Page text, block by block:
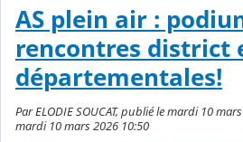
AS plein air :
rencontres district
départementales!
Par ELODIE SOUCAT, publié le mardi 10
mardi 10 mars 2026 10:50